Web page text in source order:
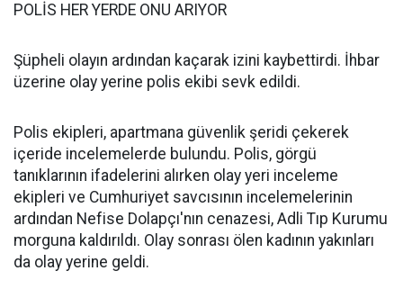
POLİS HER YERDE ONU ARIYOR
Şüpheli olayın ardından kaçarak izini kaybettirdi. İhbar
üzerine olay yerine polis ekibi sevk edildi.
Polis ekipleri, apartmana güvenlik şeridi çekerek
içeride incelemelerde bulundu. Polis, görgü
tanıklarının ifadelerini alırken olay yeri inceleme
ekipleri ve Cumhuriyet savcısının incelemelerinin
ardından Nefise Dolapçı'nın cenazesi, Adli Tıp Kurumu
morguna kaldırıldı. Olay sonrası ölen kadının yakınları
da olay yerine geldi.